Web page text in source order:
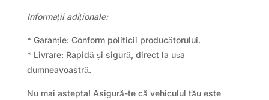
Informații adiționale:
* Garanție: Conform politicii producătorului.
* Livrare: Rapidă și sigură, direct la ușa
dumneavoastră.
Nu mai astepta! Asigură-te că vehiculul tău este